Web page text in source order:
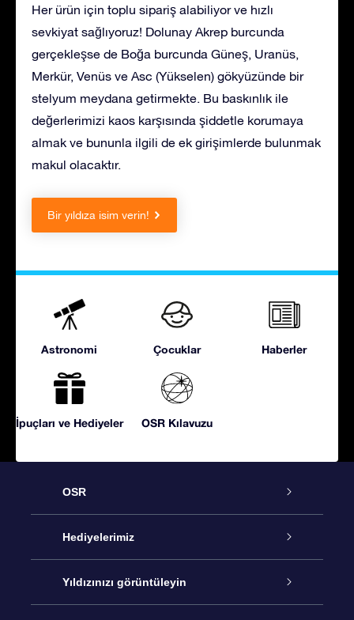
Her ürün için toplu sipariş alabiliyor ve hızlı
sevkiyat sağlıyoruz! Dolunay Akrep burcunda
gerçekleşse de Boğa burcunda Güneş, Uranüs,
Merkür, Venüs ve Asc (Yükselen) gökyüzünde bir
stelyum meydana getirmekte. Bu baskınlık ile
değerlerimizi kaos karşısında şiddetle korumaya
almak ve bununla ilgili de ek girişimlerde bulunmak
makul olacaktır.
Bir yıldıza isim verin!
Astronomi Çocuklar Haberler
İpuçları ve Hediyeler OSR Kılavuzu
OSR
Hizmet
İletişim
Hediyelerimiz
Çevrimiçi Yıldız Hediyesi
Yıldızınızı görüntüleyin